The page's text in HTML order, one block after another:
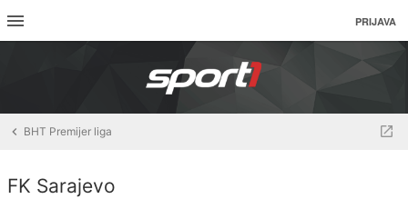
PRIJAVA
BHT Premijer liga
FK Sarajevo